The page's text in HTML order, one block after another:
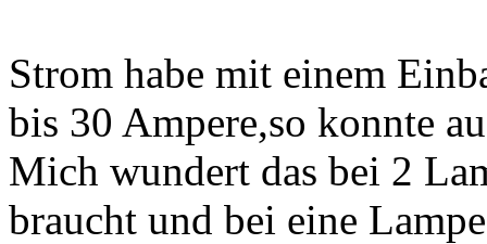
Strom habe mit einem
bis 30 Ampere,so konnte
Mich wundert das bei 2
braucht und bei eine